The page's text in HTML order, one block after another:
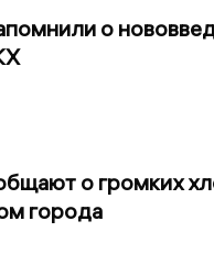
о
о громких
города